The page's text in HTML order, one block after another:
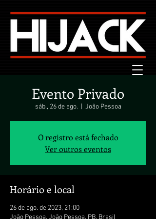
Evento Privado
sáb., 26 de ago. João Pessoa
O registro está fechado
Ver outros eventos
Horário e local
26 de ago. de 2023, 21:00
João Pessoa, João Pessoa, PB, Brasil